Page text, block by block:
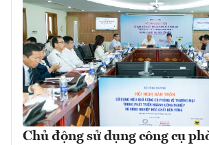
Chủ động sử dụng công cụ